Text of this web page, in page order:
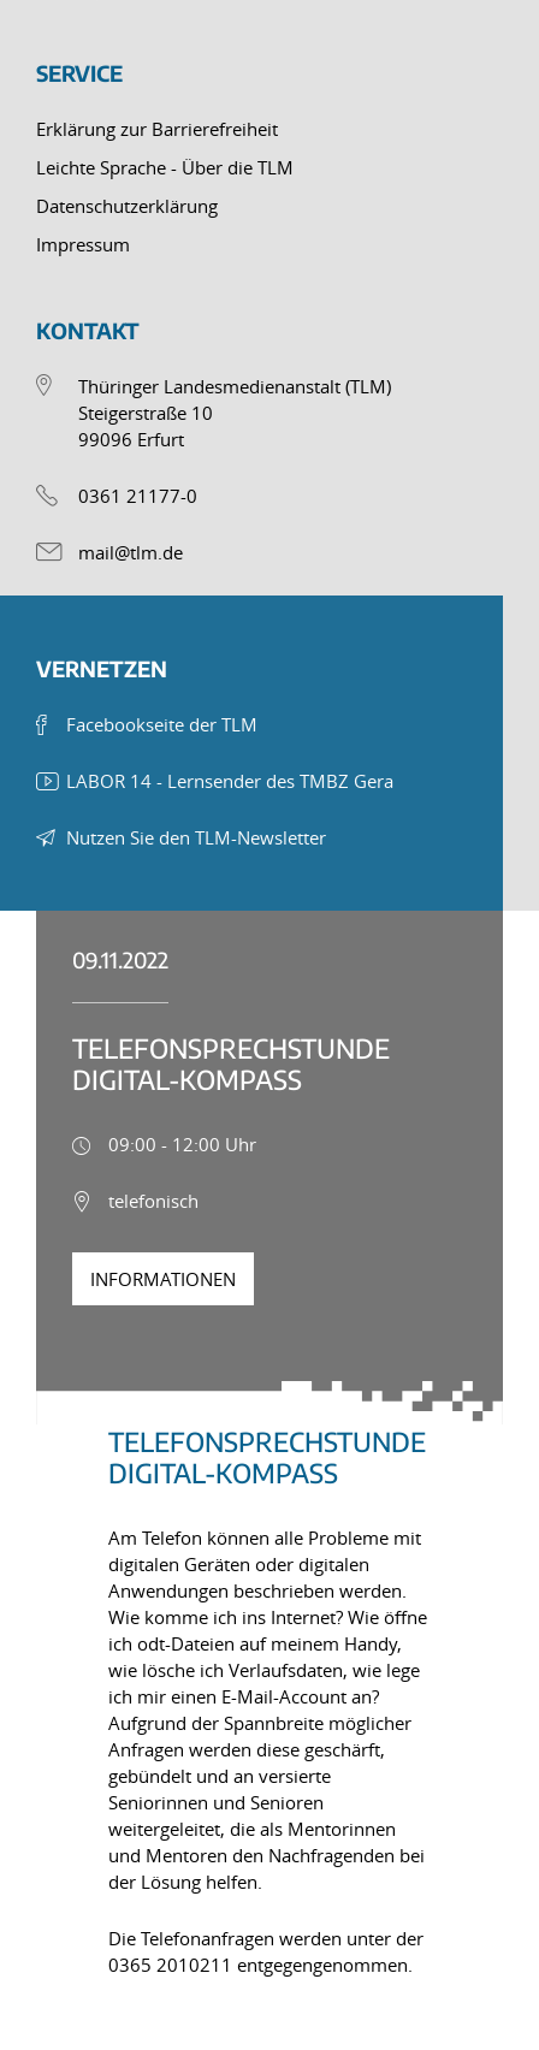
SERVICE
Erklärung zur Barrierefreiheit
Leichte Sprache - Über die TLM
Datenschutzerklärung
Impressum
KONTAKT
Thüringer Landesmedienanstalt (TLM)
Steigerstraße 10
99096 Erfurt
0361 21177-0
mail@tlm.de
VERNETZEN
Facebookseite der TLM
LABOR 14 - Lernsender des TMBZ Gera
Nutzen Sie den TLM-Newsletter
09.11.2022
TELEFONSPRECHSTUNDE
DIGITAL-KOMPASS
09:00 - 12:00 Uhr
telefonisch
INFORMATIONEN
TELEFONSPRECHSTUNDE
DIGITAL-KOMPASS
Am Telefon können alle Probleme mit
digitalen Geräten oder digitalen
Anwendungen beschrieben werden.
Wie komme ich ins Internet? Wie öffne
ich odt-Dateien auf meinem Handy,
wie lösche ich Verlaufsdaten, wie lege
ich mir einen E-Mail-Account an?
Aufgrund der Spannbreite möglicher
Anfragen werden diese geschärft,
gebündelt und an versierte
Seniorinnen und Senioren
weitergeleitet, die als Mentorinnen
und Mentoren den Nachfragenden bei
der Lösung helfen.
Die Telefonanfragen werden unter der
0365 2010211 entgegengenommen.